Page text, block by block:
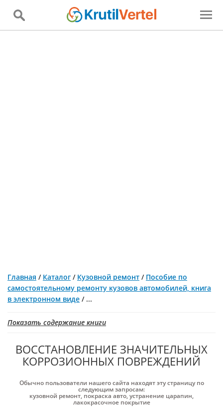
Главная / Каталог / Кузовной ремонт / Пособие по
самостоятельному ремонту кузовов автомобилей, книга
в электронном виде / ...
Показать содержание книги
ВОССТАНОВЛЕНИЕ ЗНАЧИТЕЛЬНЫХ
КОРРОЗИОННЫХ ПОВРЕЖДЕНИЙ
Обычно пользователи нашего сайта находят эту страницу по
следующим запросам:
кузовной ремонт, покраска авто,устранение царапин,
лакокрасочное покрытие